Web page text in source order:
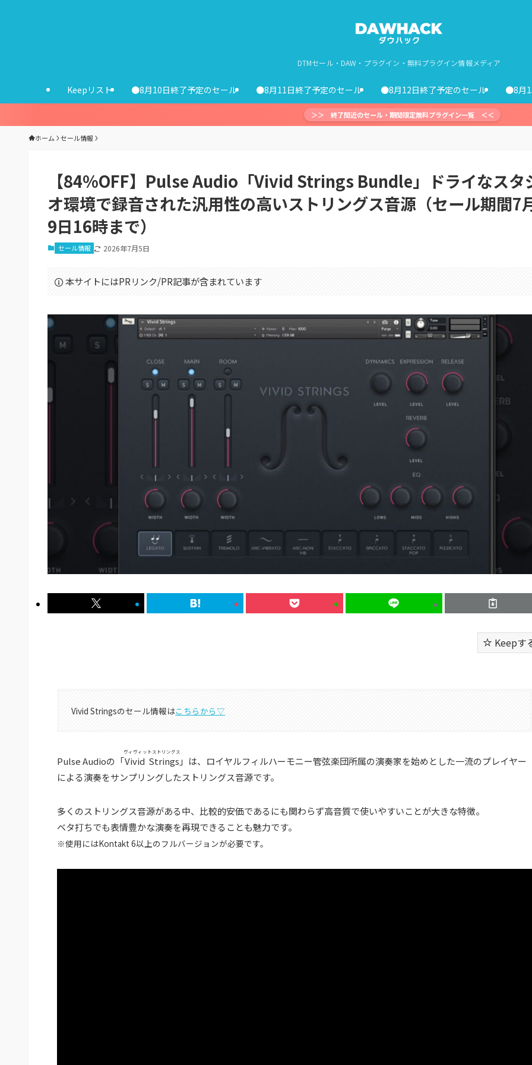
DTMセール・DAW・プラグイン・無料プラグイン情報メディア
Keepリスト ●8月10日終了予定のセール ●8月11日終了予定のセール ●8月12日終了予定のセール ●8月
＞＞ 終了間近のセール・期間限定無料プラグイン一覧 ＜＜
ホーム セール情報
【84%OFF】Pulse Audio「Vivid Strings Bundle」ドライなスタ
オ環境で録音された汎用性の高いストリングス音源（セール期間7
9日16時まで）
セール情報 2026年7月5日
本サイトにはPRリンク/PR記事が含まれています
Keepす
Vivid Stringsのセール情報はこちらから▽
Pulse Audioの「Vivid Strings
ヴィヴィットストリングス
」は、ロイヤルフィルハーモニー管弦楽団所属の演奏家を始めとした一流のプレイヤー
による演奏をサンプリングしたストリングス音源です。
多くのストリングス音源がある中、比較的安価であるにも関わらず高音質で使いやすいことが大きな特徴。
ベタ打ちでも表情豊かな演奏を再現できることも魅力です。
※使用にはKontakt 6以上のフルバージョンが必要です。